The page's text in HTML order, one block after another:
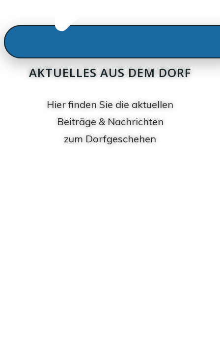
AKTUELLES AUS DEM DORF
Hier finden Sie die aktuellen
Beiträge & Nachrichten
zum Dorfgeschehen